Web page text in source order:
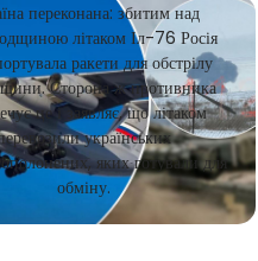
переконана: збитим над
літаком Іл-76 Росія
ракети для обстрілу
Сторона ж противника
це і заявляє, що літаком
українських
яких готували для
обміну.